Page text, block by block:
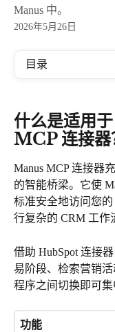
Manus 中。
2026年5月26日
目录
什么是适用
MCP 连接器
Manus MCP 连接器
的智能桥梁。它使
标准安全地访问您
行复杂的 CRM 工作
借助 HubSpot 连接
易阶段、检索营销
程序之间切换即可集
功能